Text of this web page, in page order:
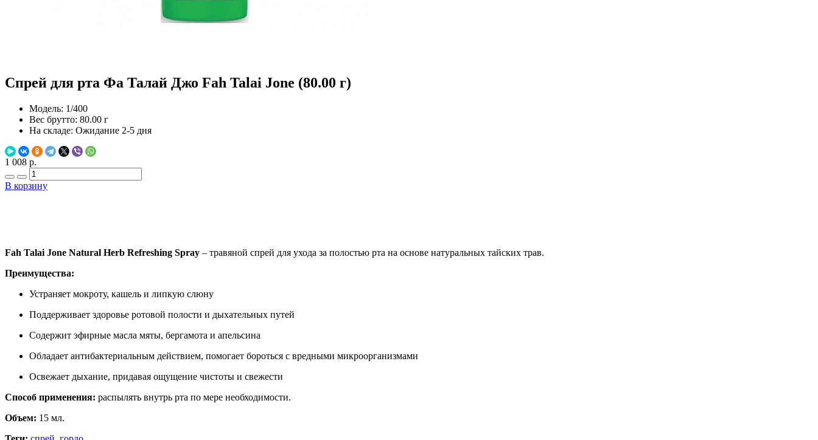
Спрей для рта Фа Талай Джо Fah Talai Jone (80.00 г)
Модель: 1/400
Вес брутто: 80.00 г
На складе: Ожидание 2-5 дня
1 008 р.
В корзину
Fah Talai Jone Natural Herb Refreshing Spray – травяной спрей для ухода за полостью рта на основе натуральных тайских трав.
Преимущества:
Устраняет мокроту, кашель и липкую слюну
Поддерживает здоровье ротовой полости и дыхательных путей
Содержит эфирные масла мяты, бергамота и апельсина
Обладает антибактериальным действием, помогает бороться с вредными микроорганизмами
Освежает дыхание, придавая ощущение чистоты и свежести
Способ применения: распылять внутрь рта по мере необходимости.
Объем: 15 мл.